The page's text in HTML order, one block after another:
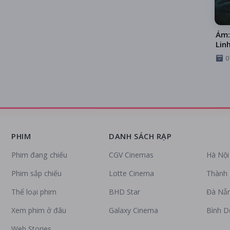
DANH SÁCH RẠP
CGV Cinemas
Lotte Cinema
BHD Star
Galaxy Cinema
Hà Nội
Thành
Đà
Bình
PHIM
Phim đang chiếu
Phim sắp chiếu
Thể loại phim
Xem phim ở đâu